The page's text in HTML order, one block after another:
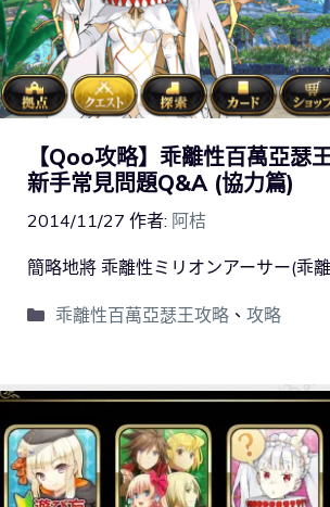
【Qoo攻略】乖離性百萬亞瑟
新手常見問題Q&A (協力篇)
2014/11/27 作者: 阿桔
簡略地將 乖離性ミリオンアーサー(乖
乖離性百萬亞瑟王攻略、 攻略